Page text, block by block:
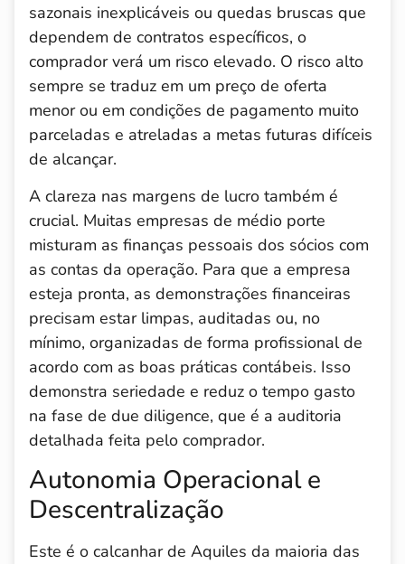
sazonais inexplicáveis ou quedas bruscas que
dependem de contratos específicos, o
comprador verá um risco elevado. O risco alto
sempre se traduz em um preço de oferta
menor ou em condições de pagamento muito
parceladas e atreladas a metas futuras difíceis
de alcançar.
A clareza nas margens de lucro também é
crucial. Muitas empresas de médio porte
misturam as finanças pessoais dos sócios com
as contas da operação. Para que a empresa
esteja pronta, as demonstrações financeiras
precisam estar limpas, auditadas ou, no
mínimo, organizadas de forma profissional de
acordo com as boas práticas contábeis. Isso
demonstra seriedade e reduz o tempo gasto
na fase de due diligence, que é a auditoria
detalhada feita pelo comprador.
Autonomia Operacional e
Descentralização
Este é o calcanhar de Aquiles da maioria das